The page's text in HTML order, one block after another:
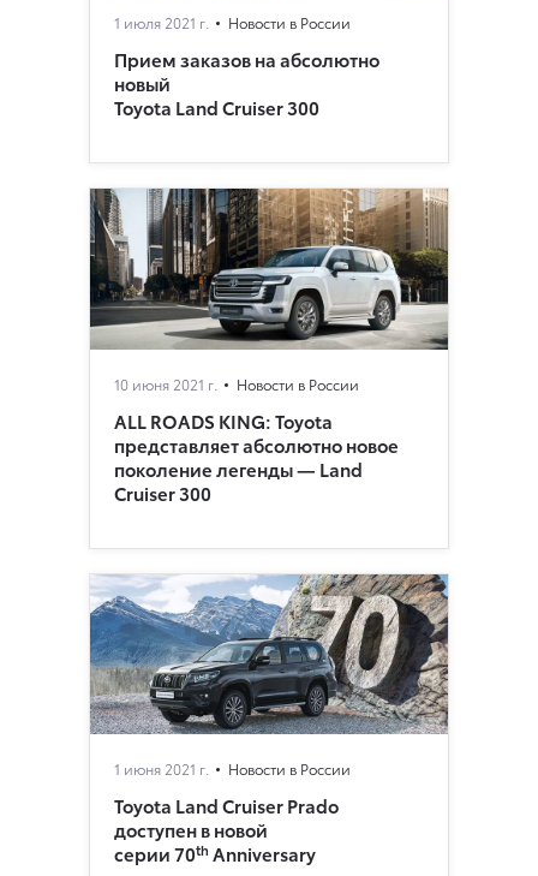
1 июля 2021 г. Новости в России
Прием заказов на абсолютно
новый
Toyota Land Cruiser 300
10 июня 2021 г. Новости в России
ALL ROADS KING: Toyota
представляет абсолютно новое
поколение легенды — Land
Cruiser 300
1 июня 2021 г. Новости в России
Toyota Land Cruiser Prado
доступен в новой
серии 70th Anniversary